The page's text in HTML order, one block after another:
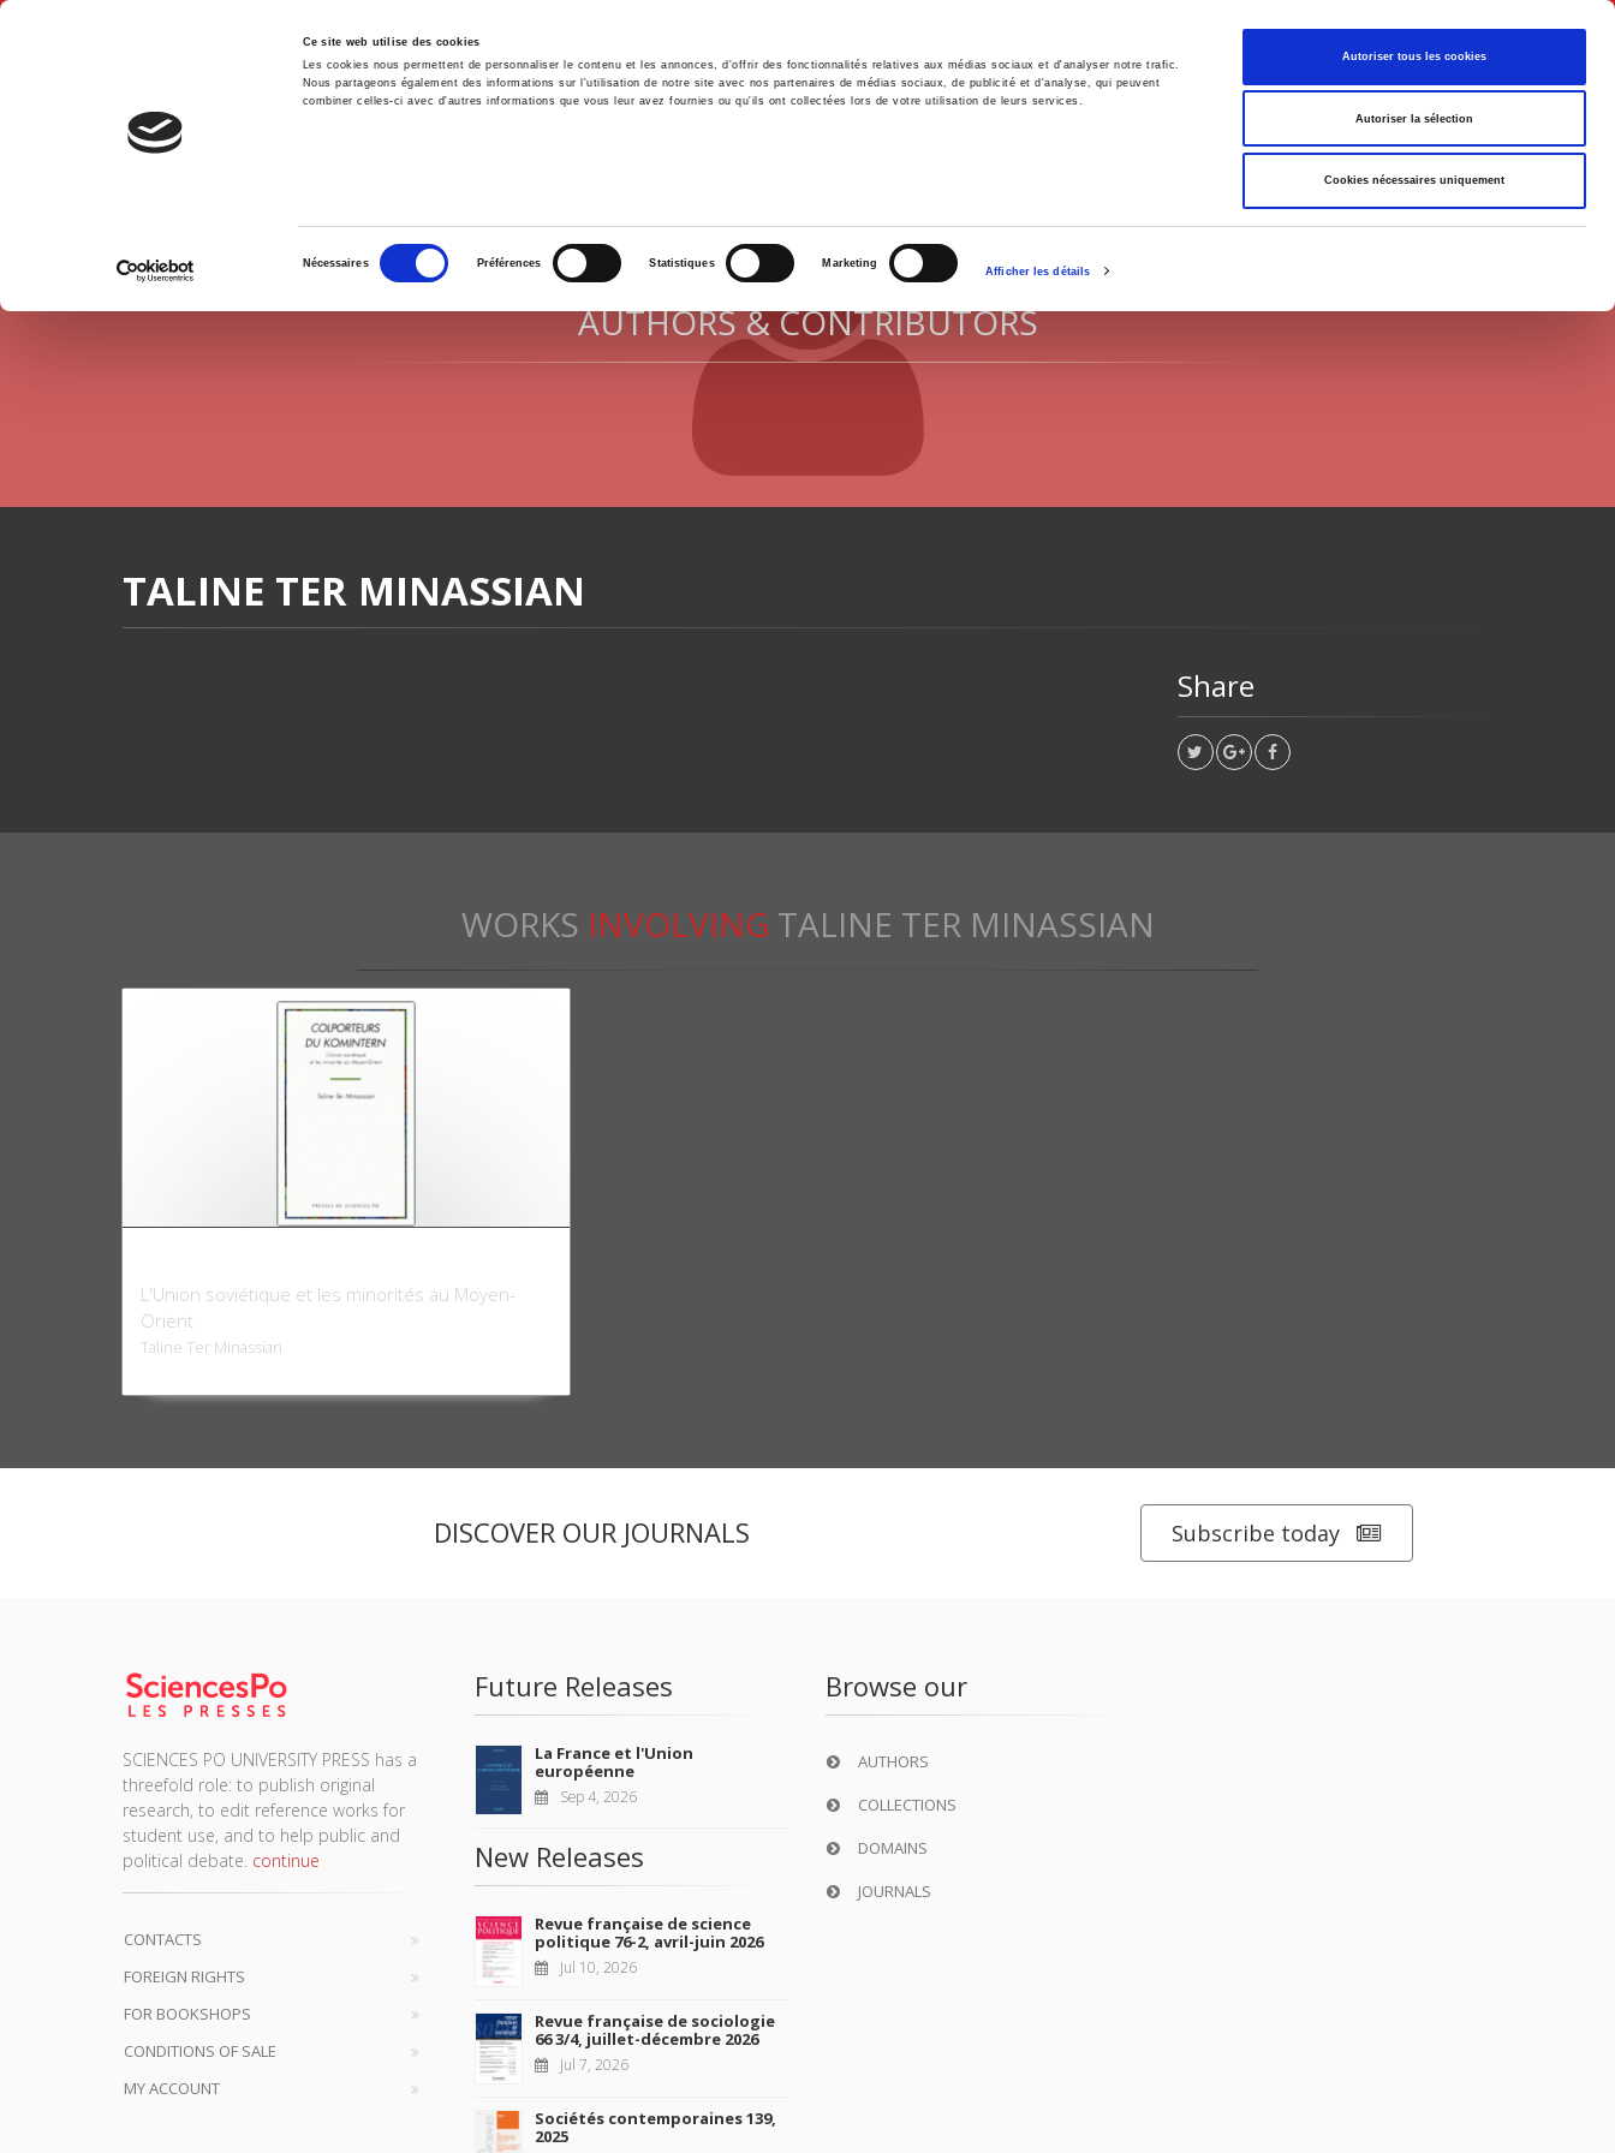
Ce site web utilise des cookies
Les cookies nous permettent de personnaliser le contenu et les annonces, d'offrir des fonctionnalités relatives aux médias sociaux et d'analyser notre trafic.
Nous partageons également des informations sur l'utilisation de notre site avec nos partenaires de médias sociaux, de publicité et d'analyse, qui peuvent
combiner celles-ci avec d'autres informations que vous leur avez fournies ou qu'ils ont collectées lors de votre utilisation de leurs services.
consentement
Nécessaires Préférences Statistiques Marketing
Afficher les détails
Autoriser tous les cookies
Autoriser la sélection
Cookies nécessaires uniquement
English
Home Environment History International Politics
AUTHORS & CONTRIBUTORS
TALINE TER MINASSIAN
Share
WORKS INVOLVING TALINE TER MINASSIAN
L'Union soviétique et les minorités au Moyen-
Orient
Taline Ter Minassian
DISCOVER OUR JOURNALS Subscribe today
SCIENCES PO UNIVERSITY PRESS has a
threefold role: to publish original
research, to edit reference works for
student use, and to help public and
political debate. continue
CONTACTS
FOREIGN RIGHTS
FOR BOOKSHOPS
CONDITIONS OF SALE
MY ACCOUNT
Future Releases
La France et l'Union
européenne
Sep 4, 2026
New Releases
Revue française de science
politique 76-2, avril-juin 2026
Jul 10, 2026
Revue française de sociologie
66 3/4, juillet-décembre 2026
Jul 7, 2026
Sociétés contemporaines 139,
2025
Browse our
AUTHORS
COLLECTIONS
DOMAINS
JOURNALS